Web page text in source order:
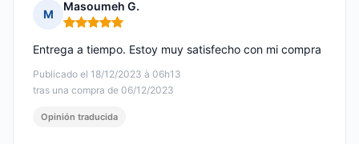
M
Masoumeh G.
Nota: 5 de 5
Publicado el 18/12/2023 à 06h13
tras una compra de 06/12/2023
Entrega a tiempo. Estoy muy satisfecho con mi compra
Opinión traducida